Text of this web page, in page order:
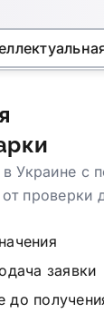
Украине с
проверки
заявки
до